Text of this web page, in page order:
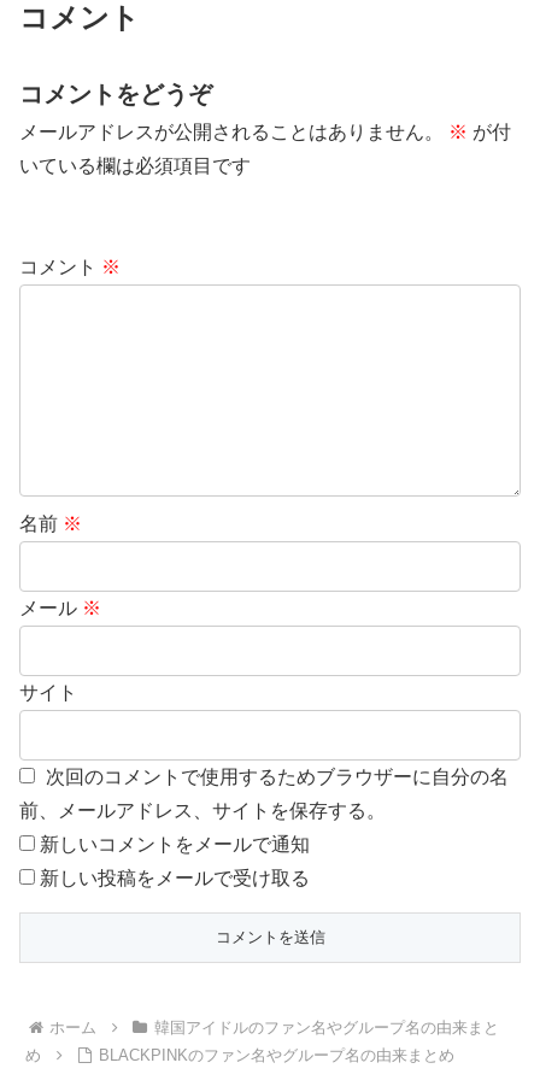
コメント
コメントをどうぞ
メールアドレスが公開されることはありません。 ※ が付
いている欄は必須項目です
コメント ※
名前 ※
メール ※
サイト
次回のコメントで使用するためブラウザーに自分の名
前、メールアドレス、サイトを保存する。
新しいコメントをメールで通知
新しい投稿をメールで受け取る
ホーム
韓国アイドルのファン名やグループ名の由来まと
め
BLACKPINKのファン名やグループ名の由来まとめ